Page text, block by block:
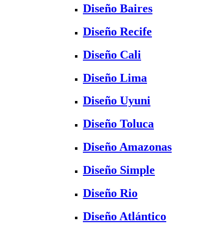
Diseño Baires
Diseño Recife
Diseño Cali
Diseño Lima
Diseño Uyuni
Diseño Toluca
Diseño Amazonas
Diseño Simple
Diseño Rio
Diseño Atlántico